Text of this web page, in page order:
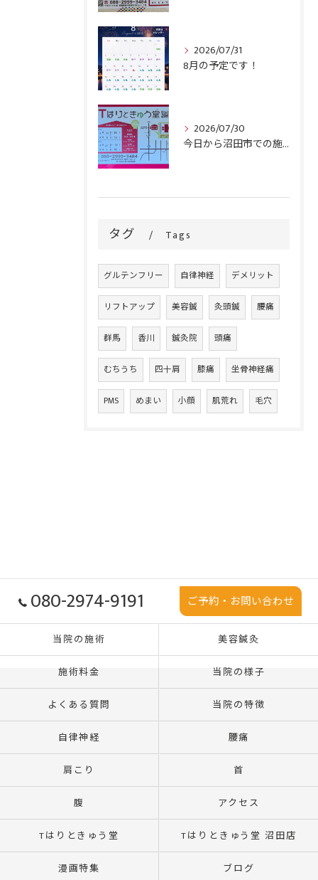
2026/07/31
8月の予定です！
2026/07/30
今日から沼田市での施術がスタートです！
タグ Tags
グルテンフリー 自律神経 デメリット
リフトアップ 美容鍼 灸頭鍼 腰痛
群馬 香川 鍼灸院 頭痛
むちうち 四十肩 膝痛 坐骨神経痛
PMS めまい 小顔 肌荒れ 毛穴
080-2974-9191 ご予約・お問い合わせ
当院の施術 美容鍼灸
施術料金 当院の様子
よくある質問 当院の特徴
自律神経 腰痛
肩こり 首
腹 アクセス
Tはりときゅう堂 Tはりときゅう堂 沼田店
漫画特集 ブログ